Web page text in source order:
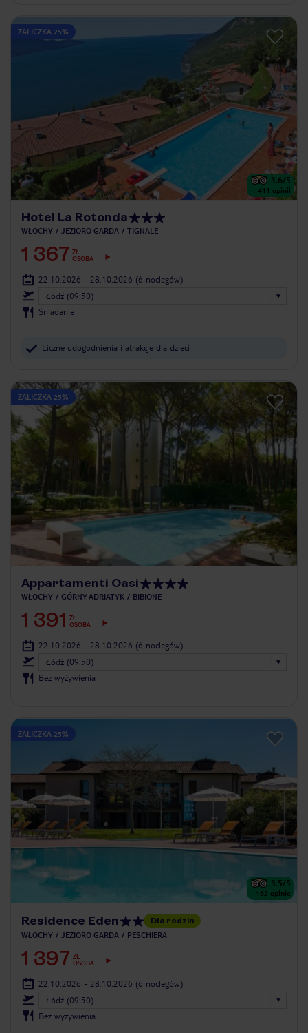
ZALICZKA 25%
3.6/5
411 opinii
Hotel La Rotonda
WŁOCHY JEZIORO GARDA TIGNALE
1 367 ZŁ
OSOBA
22.10.2026 - 28.10.2026 (6 noclegów)
Łódź (09:50)
Śniadanie
Liczne udogodnienia i atrakcje dla dzieci
ZALICZKA 25%
Appartamenti Oasi
WŁOCHY GÓRNY ADRIATYK BIBIONE
1 391
ZŁ
OSOBA
22.10.2026 - 28.10.2026 (6 noclegów)
Łódź (09:50)
Bez wyżywienia
ZALICZKA 25%
3.5/5
162 opinie
Residence Eden Dla rodzin
WŁOCHY JEZIORO GARDA PESCHIERA
1 397 ZŁ
OSOBA
22.10.2026 - 28.10.2026 (6 noclegów)
Łódź (09:50)
Bez wyżywienia